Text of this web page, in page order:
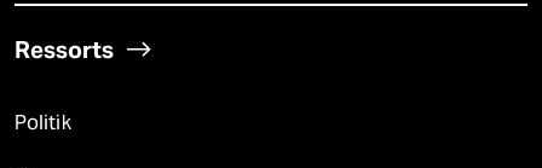
Ressorts
Politik